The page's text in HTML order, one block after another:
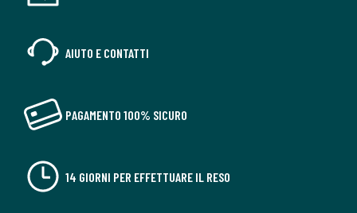
AIUTO E CONTATTI
PAGAMENTO 100% SICURO
14 GIORNI PER EFFETTUARE IL RESO